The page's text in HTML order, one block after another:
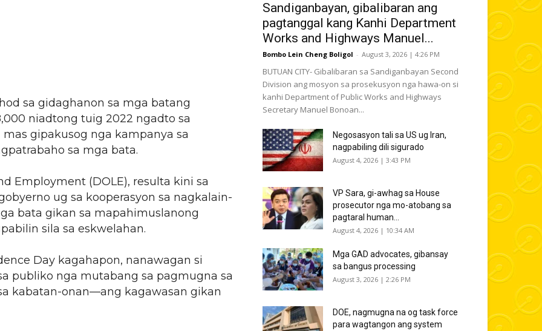
sa gidaghanon sa mga batang
niadtong tuig 2022 ngadto sa
gipakusog nga kampanya sa
sa mga bata.
Employment (DOLE), resulta kini sa
ug sa kooperasyon sa nagkalain-
bata gikan sa mapahimuslanong
sila sa eskwelahan.
Day kagahapon, nanawagan si
publiko nga mutabang sa pagmugna sa
kabatan-onan—ang kagawasan gikan
Sandiganbayan, gibalibaran ang
pagtanggal kang Kanhi Department
Works and Highways Manuel...
Bombo Lein Cheng Boligol - August 3, 2026 | 4:26 PM
BUTUAN CITY- Gibalibaran sa Sandiganbayan Second
Division ang mosyon sa prosekusyon nga hawa-on si
kanhi Department of Public Works and Highways
Secretary Manuel Bonoan...
Negosasyon tali sa US ug Iran,
nagpabiling dili sigurado
August 4, 2026 | 3:43 PM
VP Sara, gi-awhag sa House
prosecutor nga mo-atobang sa
pagtaral human...
August 4, 2026 | 10:34 AM
Mga GAD advocates, gibansay
sa bangus processing
August 3, 2026 | 2:26 PM
DOE, nagmugna na og task force
para wagtangon ang system